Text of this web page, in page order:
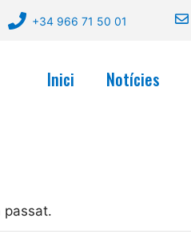
+34 966 71 50 01
Inici Notícies
passat.